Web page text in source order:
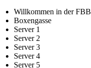
Willkommen in der FBB
Boxengasse
Server 1
Server 2
Server 3
Server 4
Server 5